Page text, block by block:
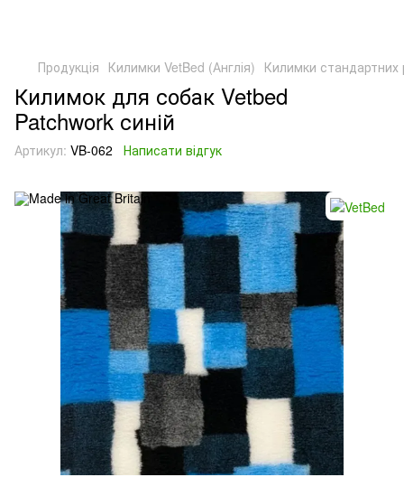
Продукція Килимки VetBed (Англія) Килимки стандартних
Килимок для собак Vetbed
Patchwork синій
Артикул: VB-062 Написати відгук